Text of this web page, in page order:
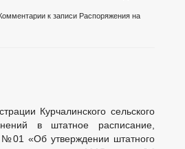
к записи Распоряжения на
Курчалинского сельского
в штатное расписание,
«Об утверждении штатного